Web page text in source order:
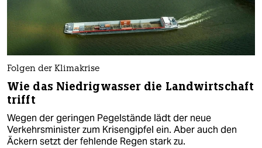
Folgen der Klimakrise
Wie das Niedrigwasser die Landwirtschaft
trifft
Wegen der geringen Pegelstände lädt der neue
Verkehrsminister zum Krisengipfel ein. Aber auch den
Äckern setzt der fehlende Regen stark zu.